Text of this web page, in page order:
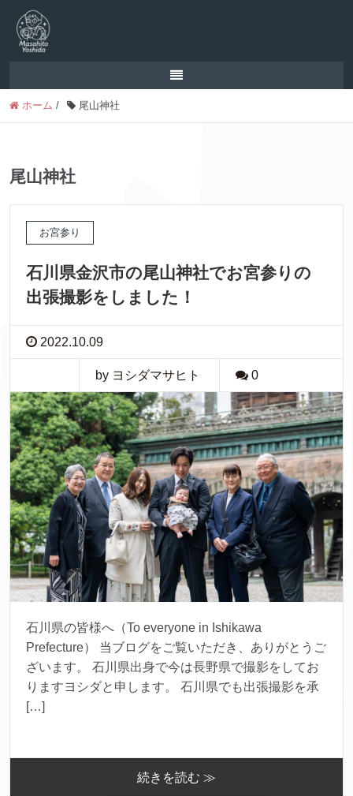
ホーム / 尾山神社
尾山神社
お宮参り
石川県金沢市の尾山神社でお宮参りの
出張撮影をしました！
2022.10.09
by ヨシダマサヒト 0
石川県の皆様へ（To everyone in Ishikawa
Prefecture） 当ブログをご覧いただき、ありがとうご
ざいます。 石川県出身で今は長野県で撮影をしてお
りますヨシダと申します。 石川県でも出張撮影を承
[…]
続きを読む ≫